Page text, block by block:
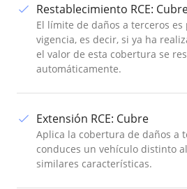
Restablecimiento RCE:
El límite de daños a terceros
vigencia, es decir, si ya ha
el valor de esta cobertura se
automáticamente.
Extensión RCE: Cubre
Aplica la cobertura de daños a
conduces un vehículo distinto
similares características.